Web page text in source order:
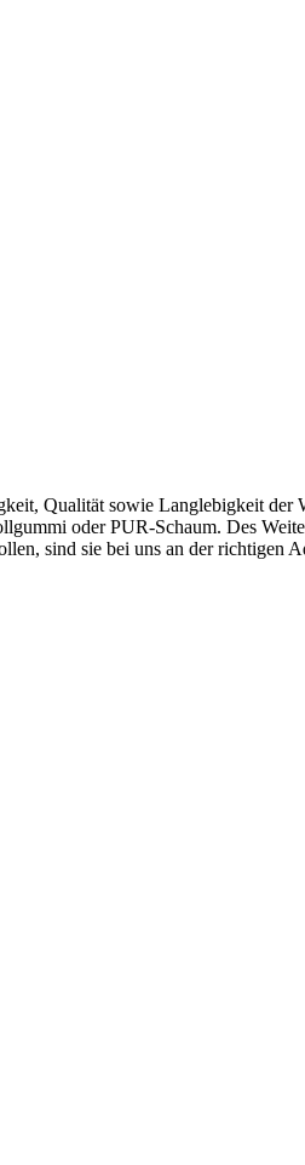
Qualität sowie Langlebigkeit
oder PUR-Schaum. Des
sind sie bei uns an der richtigen